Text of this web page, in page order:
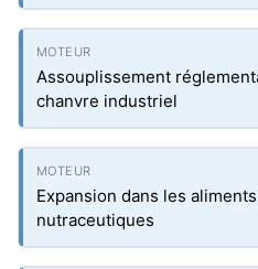
Assouplissement
chanvre industriel
Expansion dans les
nutraceutiques